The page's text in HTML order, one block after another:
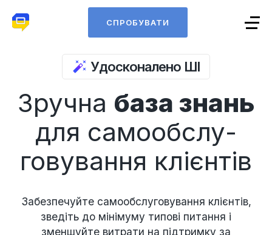
СПРОБУВАТИ
Удосконалено ШІ
Зручна база знань
для самообслу-
говування клієнтів
Забезпечуйте самообслуговування клієнтів,
зведіть до мінімуму типові питання і
зменшуйте витрати на підтримку за